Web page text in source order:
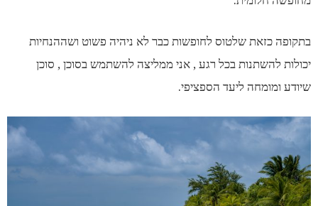
בתקופה כזאת שלטוס לחופשות כבר לא ניהיה פשוט ושההנחיות
יכולות להשתנות בכל רגע , אני ממליצה להשתמש בסוכן , סוכן
שיודע ומומחה ליעד הספציפי.